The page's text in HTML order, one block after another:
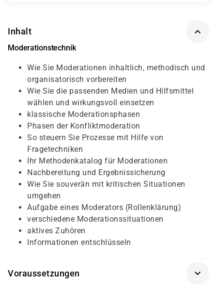
Inhalt
Moderationstechnik
Wie Sie Moderationen inhaltlich, methodisch und
organisatorisch vorbereiten
Wie Sie die passenden Medien und Hilfsmittel
wählen und wirkungsvoll einsetzen
klassische Moderationsphasen
Phasen der Konfliktmoderation
So steuern Sie Prozesse mit Hilfe von
Fragetechniken
Ihr Methodenkatalog für Moderationen
Nachbereitung und Ergebnissicherung
Wie Sie souverän mit kritischen Situationen
umgehen
Aufgabe eines Moderators (Rollenklärung)
verschiedene Moderationssituationen
aktives Zuhören
Informationen entschlüsseln
Voraussetzungen